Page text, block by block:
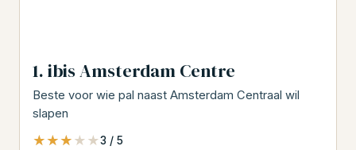
1. ibis Amsterdam Centre
Beste voor wie pal naast Amsterdam Centraal wil
slapen
★★★★★
★★★★★3 / 5